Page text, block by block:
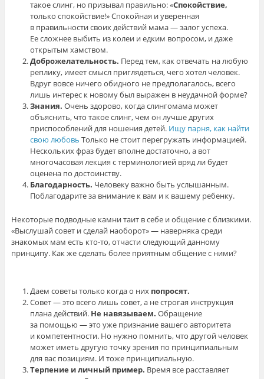
такое слинг, но призывал правильно: «Спокойствие,
только спокойствие!» Спокойная и уверенная
в правильности своих действий мама — залог успеха.
Ее сложнее выбить из колеи и едким вопросом, и даже
открытым хамством.
Доброжелательность. Перед тем, как отвечать на любую
реплику, имеет смысл приглядеться, чего хотел человек.
Вдруг вовсе ничего обидного не предполагалось, всего
лишь интерес к новому был выражен в неудачной форме?
Знания. Очень здорово, когда слингомама может
объяснить, что такое слинг, чем он лучше других
приспособлений для ношения детей. Ищу парня, как найти
свою любовь Только не стоит перегружать информацией.
Нескольких фраз будет вполне достаточно, а вот
многочасовая лекция с терминологией вряд ли будет
оценена по достоинству.
Благодарность. Человеку важно быть услышанным.
Поблагодарите за внимание к вам и к вашему ребенку.
Некоторые подводные камни таит в себе и общение с близкими.
«Выслушай совет и сделай наоборот» — наверняка среди
знакомых мам есть кто-то, отчасти следующий данному
принципу. Как же сделать более приятным общение с ними?
Даем советы только когда о них попросят.
Совет — это всего лишь совет, а не строгая инструкция
плана действий. Не навязываем. Обращение
за помощью — это уже признание вашего авторитета
и компетентности. Но нужно помнить, что другой человек
может иметь другую точку зрения по принципиальным
для вас позициям. И тоже принципиальную.
Терпение и личный пример. Время все расставляет